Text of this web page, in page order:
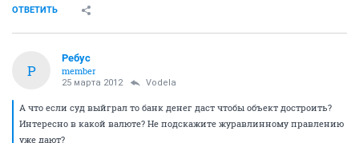
ОТВЕТИТЬ
Р
Ребус
member
25 марта 2012 Vodela
А что если суд выйграл то банк денег даст чтобы объект достроить?
Интересно в какой валюте? Не подскажите журавлинному правлению
уже дают?